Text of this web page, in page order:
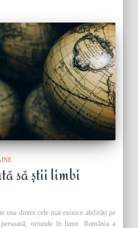
să știi limbi
una dintre cele mai exotice abilități pe
oriunde în lume. România a